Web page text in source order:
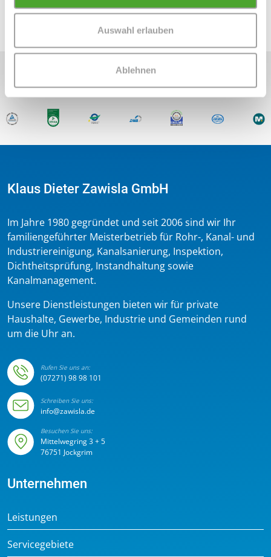
Auswahl erlauben
Ablehnen
UnsereZertifikate
Klaus Dieter Zawisla GmbH
Im Jahre 1980 gegründet und seit 2006 sind wir Ihr
familiengeführter Meisterbetrieb für Rohr-, Kanal- und
Industriereinigung, Kanalsanierung, Inspektion,
Dichtheitsprüfung, Instandhaltung sowie
Kanalmanagement.
Unsere Dienstleistungen bieten wir für private
Haushalte, Gewerbe, Industrie und Gemeinden rund
um die Uhr an.
Rufen Sie uns an:
(07271) 98 98 101
Schreiben Sie uns:
info@zawisla.de
Besuchen Sie uns:
Mittelwegring 3 + 5
76751 Jockgrim
Unternehmen
Leistungen
Servicegebiete